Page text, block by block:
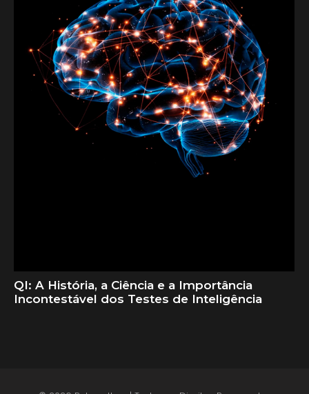
QI: A História, a Ciência e a Importância
Incontestável dos Testes de Inteligência